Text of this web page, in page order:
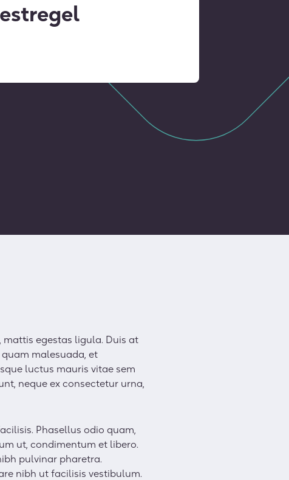
mattis egestas ligula. Duis at
malesuada, et
luctus mauris vitae sem
neque ex consectetur urna,
Phasellus odio quam,
ut, condimentum et libero.
pulvinar pharetra.
nibh ut facilisis vestibulum.